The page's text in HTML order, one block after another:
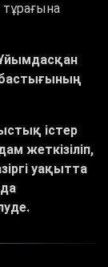
тұрағына
істер
жеткізіліп,
уақытта